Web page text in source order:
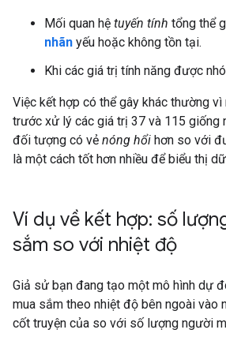
Mối quan hệ tuyến tính tổng thể
nhãn yếu hoặc không tồn tại.
Khi các giá trị tính năng được
Việc kết hợp có thể gây khác thường
trước xử lý các giá trị 37 và 115 giống
đối tượng có vẻ nóng hổi hơn so với
là một cách tốt hơn nhiều để biểu thị
Ví dụ về kết hợp: số
sắm so với nhiệt độ
Giả sử bạn đang tạo một mô hình dự
mua sắm theo nhiệt độ bên ngoài vào
cốt truyện của so với số lượng người